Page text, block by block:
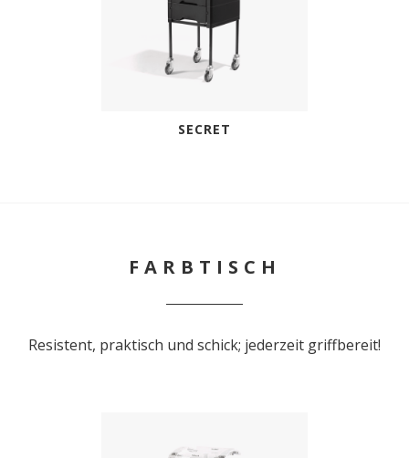
SECRET
FARBTISCH
Resistent, praktisch und schick; jederzeit griffbereit!